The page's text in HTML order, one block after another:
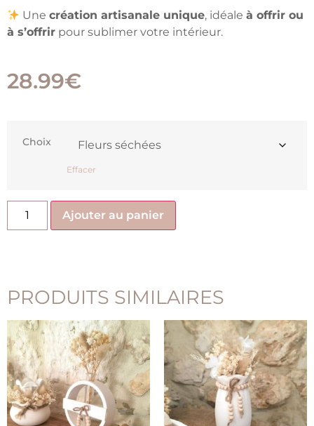
Unecréation artisanale unique, idéaleà offrir ou
à s’offrir pour sublimer votre intérieur.
28.99€
Choix
Effacer
Ajouter au panier
PRODUITS SIMILAIRES